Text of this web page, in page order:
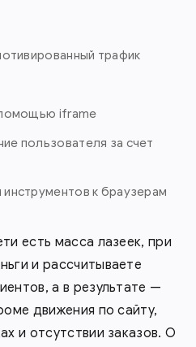
есть масса лазеек, при
и рассчитываете
а в результате —
движения по сайту,
и отсутствии заказов. О
трафик
помощью iframe
пользователя за счет
к браузерам